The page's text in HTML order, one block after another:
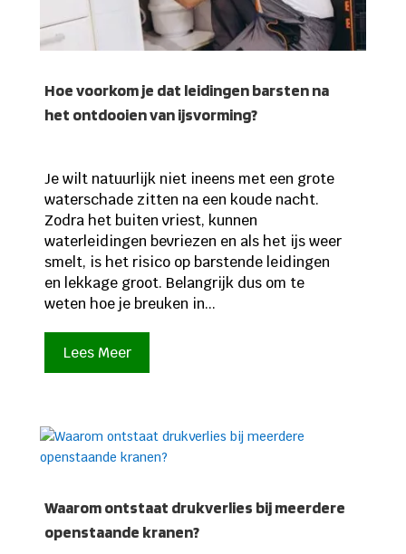
Hoe voorkom je dat leidingen barsten na
het ontdooien van ijsvorming?
Je wilt natuurlijk niet ineens met een grote
waterschade zitten na een koude nacht.
Zodra het buiten vriest, kunnen
waterleidingen bevriezen en als het ijs weer
smelt, is het risico op barstende leidingen
en lekkage groot. Belangrijk dus om te
weten hoe je breuken in...
Lees Meer
Waarom ontstaat drukverlies bij meerdere
openstaande kranen?